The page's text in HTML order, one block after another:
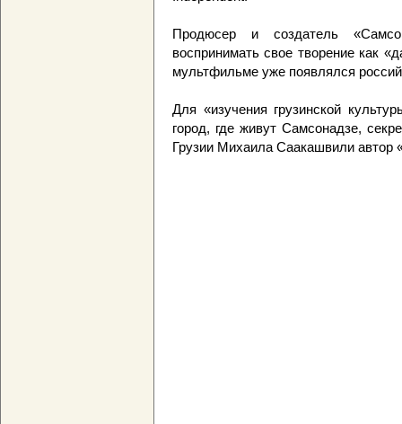
Продюсер и создатель
воспринимать свое творение как
мультфильме уже появлялся
Для «изучения грузинской
город, где живут Самсонадзе,
Грузии Михаила Саакашвили автор